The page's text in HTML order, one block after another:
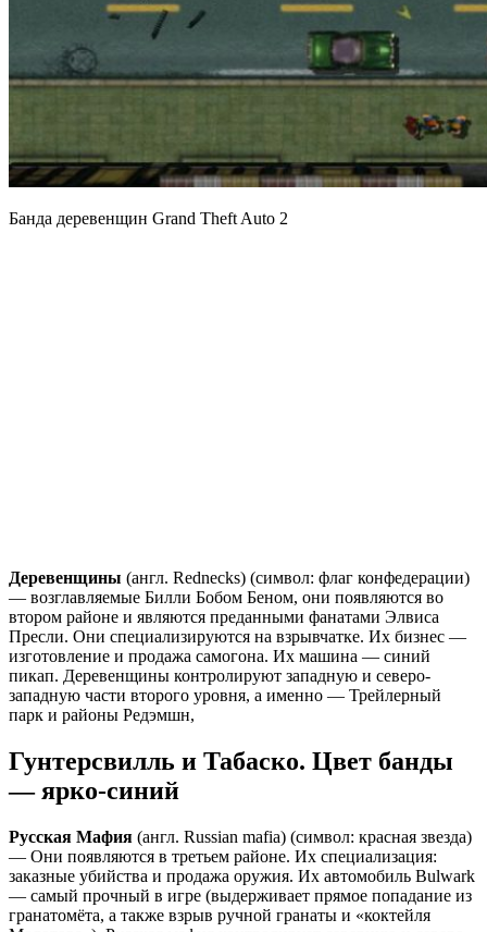
Банда деревенщин Grand Theft Auto 2
Деревенщины (англ. Rednecks) (символ: флаг конфедерации)
— возглавляемые Билли Бобом Беном, они появляются во
втором районе и являются преданными фанатами Элвиса
Пресли. Они специализируются на взрывчатке. Их бизнес —
изготовление и продажа самогона. Их машина — синий
пикап. Деревенщины контролируют западную и северо-
западную части второго уровня, а именно — Трейлерный
парк и районы Редэмшн,
Гунтерсвилль и Табаско. Цвет банды
— ярко-синий
Русская Мафия (англ. Russian mafia) (символ: красная звезда)
— Они появляются в третьем районе. Их специализация:
заказные убийства и продажа оружия. Их автомобиль Bulwark
— самый прочный в игре (выдерживает прямое попадание из
гранатомёта, а также взрыв ручной гранаты и «коктейля